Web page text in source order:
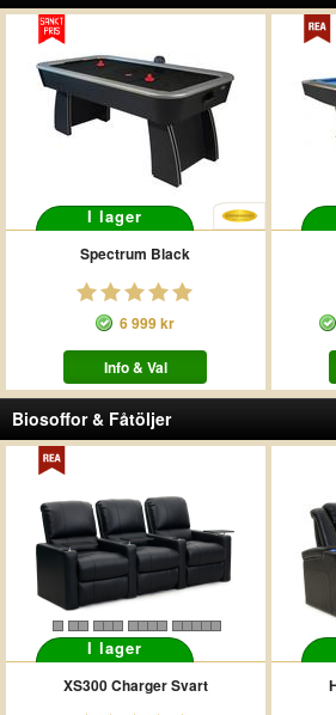
I lager
Spectrum Black
6 999 kr
Info & Val
Biosoffor & Fåtöljer
I lager
XS300 Charger Svart